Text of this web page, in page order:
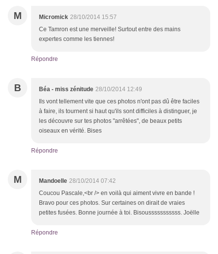
M Micromick 28/10/2014 15:57
Ce Tamron est une merveille! Surtout entre des mains
expertes comme les tiennes!
Répondre
B Béa - miss zénitude 28/10/2014 12:49
Ils vont tellement vite que ces photos n'ont pas dû être faciles
à faire, ils tournent si haut qu'ils sont difficiles à distinguer, je
les découvre sur tes photos "arrêtées", de beaux petits
oiseaux en vérité. Bises
Répondre
M Mandoelle 28/10/2014 07:42
Coucou Pascale,<br /> en voilà qui aiment vivre en bande !
Bravo pour ces photos. Sur certaines on dirait de vraies
petites fusées. Bonne journée à toi. Bisousssssssssss. Joëlle
Répondre